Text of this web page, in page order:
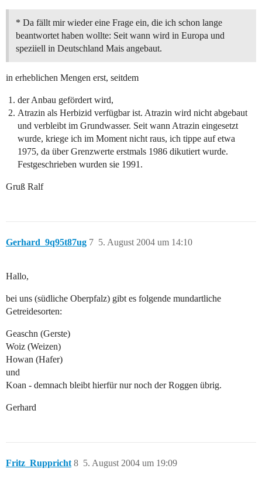
* Da fällt mir wieder eine Frage ein, die ich schon lange
beantwortet haben wollte: Seit wann wird in Europa und
speziiell in Deutschland Mais angebaut.
in erheblichen Mengen erst, seitdem
der Anbau gefördert wird,
Atrazin als Herbizid verfügbar ist. Atrazin wird nicht abgebaut
und verbleibt im Grundwasser. Seit wann Atrazin eingesetzt
wurde, kriege ich im Moment nicht raus, ich tippe auf etwa
1975, da über Grenzwerte erstmals 1986 dikutiert wurde.
Festgeschrieben wurden sie 1991.
Gruß Ralf
Gerhard_9q95t87ug 5. August 2004 um 14:10
7
Hallo,
bei uns (südliche Oberpfalz) gibt es folgende mundartliche
Getreidesorten:
Geaschn (Gerste)
Woiz (Weizen)
Howan (Hafer)
und
Koan - demnach bleibt hierfür nur noch der Roggen übrig.
Gerhard
Fritz_Ruppricht 5. August 2004 um 19:09
8